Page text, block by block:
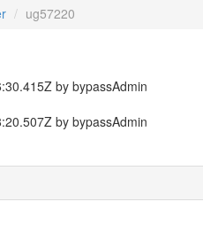
ug57220
by bypassAdmin
by bypassAdmin